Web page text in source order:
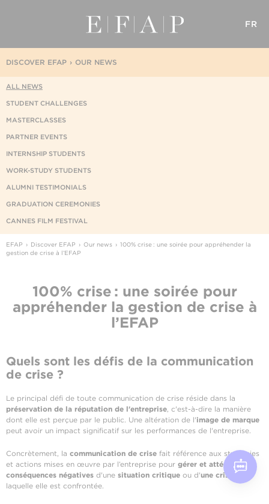
FR
OUR NEWS
DISCOVER EFAP
ALL NEWS
STUDENT CHALLENGES
MASTERCLASSES
PARTNER EVENTS
INTERNSHIP STUDENTS
WORK-STUDY STUDENTS
ALUMNI TESTIMONIALS
GRADUATION CEREMONIES
CANNES FILM FESTIVAL
EFAP Discover EFAP Our news
100% crise : une soirée pour appréhender la
gestion de crise à l’EFAP
100% crise : une soirée pour
appréhender la gestion de crise à
l’EFAP
Quels sont les défis de la communication
de crise ?
Le principal défi de toute communication de crise réside dans la
préservation de la réputation de l'entreprise, c'est-à-dire la manière
dont elle est perçue par le public. Une altération de l'image de marque
peut avoir un impact significatif sur les performances de l'entreprise.
Concrètement, la communication de crise fait référence aux stratégies
et actions mises en œuvre par l’entreprise pour gérer et atténuer les
conséquences négatives d'une situation critique ou d'une crise
à
laquelle elle est confrontée.